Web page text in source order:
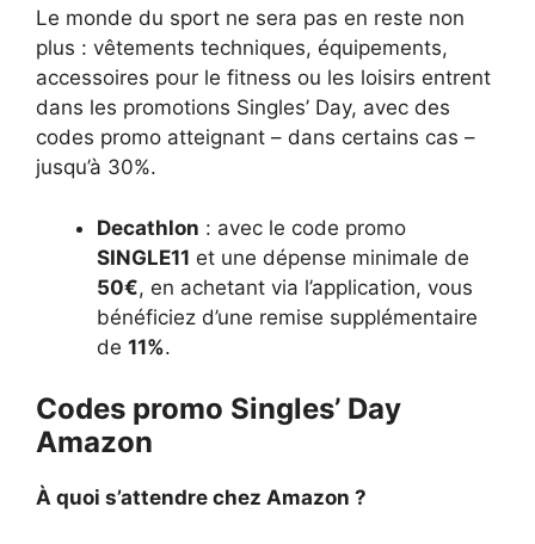
Le monde du sport ne sera pas en reste non
plus : vêtements techniques, équipements,
accessoires pour le fitness ou les loisirs entrent
dans les promotions Singles’ Day, avec des
codes promo atteignant – dans certains cas –
jusqu’à 30%.
Decathlon : avec le code promo
SINGLE11 et une dépense minimale de
50€, en achetant via l’application, vous
bénéficiez d’une remise supplémentaire
de 11%.
Codes promo Singles’ Day
Amazon
À quoi s’attendre chez Amazon ?